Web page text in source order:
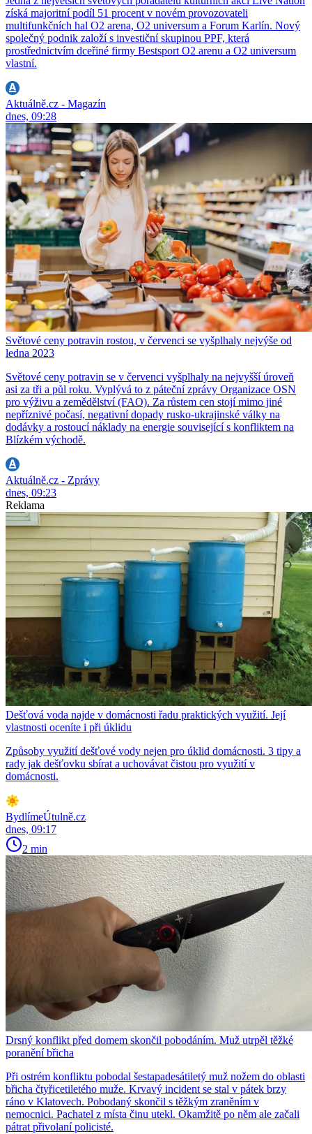
získá majoritní podíl 51 procent v novém provozovateli
multifunkčních hal O2 arena, O2 universum a Forum Karlín. Nový
společný podnik založí s investiční skupinou PPF, která
prostřednictvím dceřiné firmy Bestsport O2 arenu a O2 universum
vlastní.
Aktuálně.cz - Magazín
dnes, 09:28
Světové ceny potravin rostou, v červenci se vyšplhaly nejvýše od
ledna 2023
Světové ceny potravin se v červenci vyšplhaly na nejvyšší úroveň
asi za tři a půl roku. Vyplývá to z páteční zprávy Organizace OSN
pro výživu a zemědělství (FAO). Za růstem cen stojí mimo jiné
nepříznivé počasí, negativní dopady rusko-ukrajinské války na
dodávky a rostoucí náklady na energie související s konfliktem na
Blízkém východě.
Aktuálně.cz - Zprávy
dnes, 09:23
Reklama
Dešťová voda najde v domácnosti řadu praktických využití. Její
vlastnosti oceníte i při úklidu
Způsoby využití dešťové vody nejen pro úklid domácnosti. 3 tipy a
rady jak dešťovku sbírat a uchovávat čistou pro využití v
domácnosti.
BydlímeÚtulně.cz
dnes, 09:17
2 min
Drsný konflikt před domem skončil pobodáním. Muž utrpěl těžké
poranění břicha
Při ostrém konfliktu pobodal šestapadesátiletý muž nožem do oblasti
břicha čtyřicetiletého muže. Krvavý incident se stal v pátek brzy
ráno v Klatovech. Pobodaný skončil s těžkým zraněním v
nemocnici. Pachatel z místa činu utekl. Okamžitě po něm ale začali
pátrat přivolaní policisté.